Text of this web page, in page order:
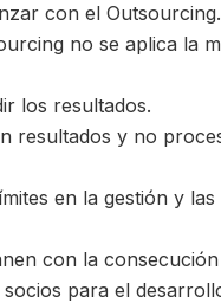
con el Outsourcing.
no se aplica la
los resultados.
resultados y no
en la gestión y
con la
para el